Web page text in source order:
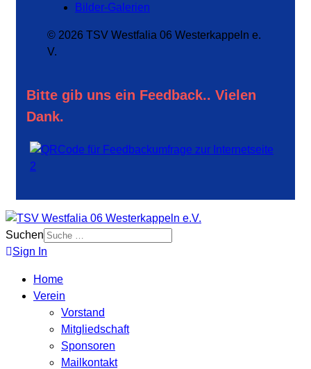
Bilder-Galerien
© 2026 TSV Westfalia 06 Westerkappeln e.
V.
Bitte gib uns ein Feedback.. Vielen
Dank.
Suchen
Sign In
Home
Verein
Vorstand
Mitgliedschaft
Sponsoren
Mailkontakt